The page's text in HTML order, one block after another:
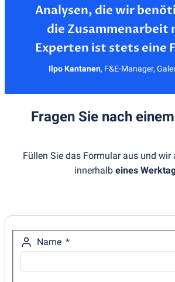
Analysen, die wir
die Zusammenarbeit
Ilpo Kantanen, F&E-Manager,
Fragen Sie nach
Füllen Sie das Formular aus und wir
innerhalb eines
Name